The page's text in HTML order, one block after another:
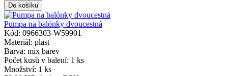
Pumpa na balónky dvoucestná
Kód: 0966303-W59901
Materiál: plast
Barva: mix barev
Počet kusů v balení: 1 ks
Množství: 1 ks